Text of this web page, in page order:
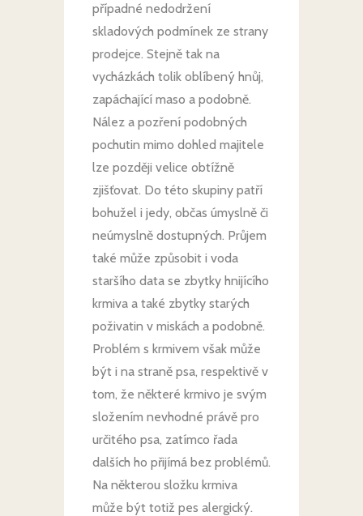
případné nedodržení
skladových podmínek ze strany
prodejce. Stejně tak na
vycházkách tolik oblíbený hnůj,
zapáchající maso a podobně.
Nález a pozření podobných
pochutin mimo dohled majitele
lze později velice obtížně
zjišťovat. Do této skupiny patří
bohužel i jedy, občas úmyslně či
neúmyslně dostupných. Průjem
také může způsobit i voda
staršího data se zbytky hnijícího
krmiva a také zbytky starých
poživatin v miskách a podobně.
Problém s krmivem však může
být i na straně psa, respektivě v
tom, že některé krmivo je svým
složením nevhodné právě pro
určitého psa, zatímco řada
dalších ho přijímá bez problémů.
Na některou složku krmiva
může být totiž pes alergický.